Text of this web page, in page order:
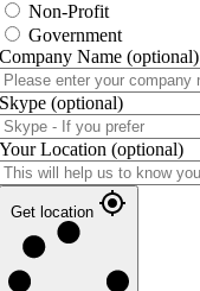
Non-Profit
Government
Company Name (optional)
Skype (optional)
Your Location (optional)
Get location